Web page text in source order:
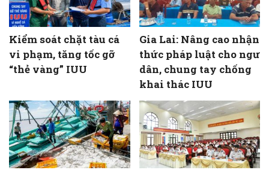
Kiểm soát chặt tàu cá
vi phạm, tăng tốc gỡ
“thẻ vàng” IUU
Gia Lai: Nâng cao nhận
thức pháp luật cho ngư
dân, chung tay chống
khai thác IUU